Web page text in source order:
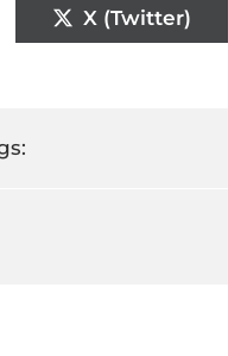
X (Twitter)